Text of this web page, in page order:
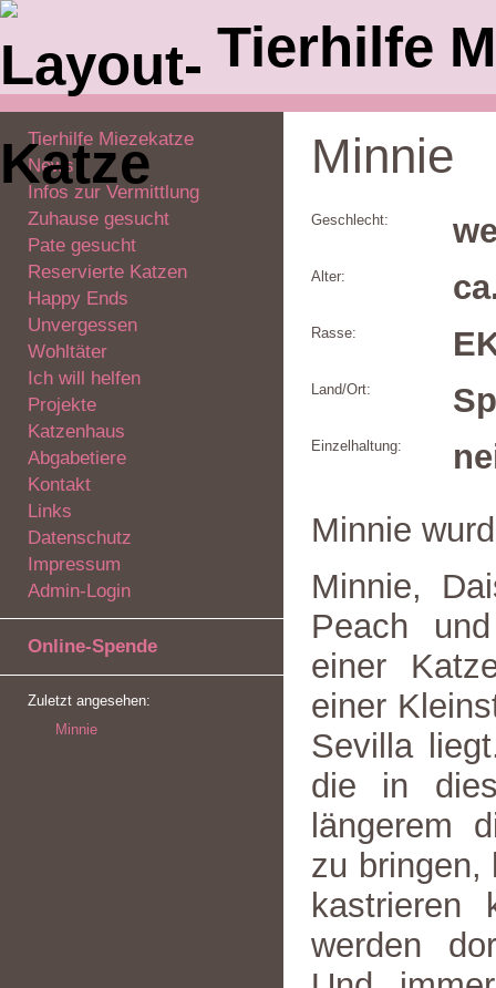
Tierhilfe
Tierhilfe Miezekatze
News
Infos zur Vermittlung
Zuhause gesucht
Pate gesucht
Reservierte Katzen
Happy Ends
Unvergessen
Wohltäter
Ich will helfen
Projekte
Katzenhaus
Abgabetiere
Kontakt
Links
Datenschutz
Impressum
Admin-Login
Online-Spende
Zuletzt angesehen:
Minnie
Minnie
Geschlecht:
Alter:
Rasse:
Land/Ort:
Einzelhaltung:
Minnie
Minnie,
Peach
einer
einer
Sevilla
die in
längerem
zu bringen,
kastrieren
werden